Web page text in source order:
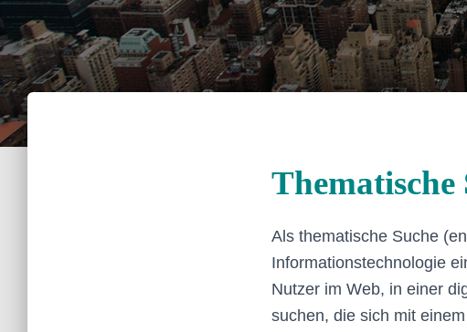
Thematische
Als thematische Suche
Informationstechnologie
Nutzer im Web, in einer
suchen, die sich mit